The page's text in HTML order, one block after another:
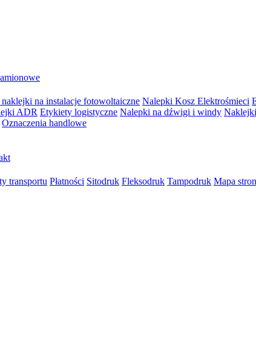
na instalacje fotowoltaiczne Nalepki Kosz Elektrośmieci
ADR Etykiety logistyczne Nalepki na dźwigi i windy
Oznaczenia handlowe
transportu Płatności Sitodruk Fleksodruk Tampodruk Mapa